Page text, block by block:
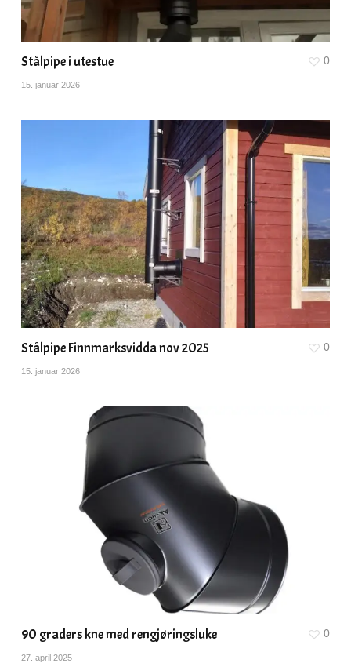
Stålpipe i utestue
15. januar 2026
0
Stålpipe Finnmarksvidda nov 2025
15. januar 2026
0
90 graders kne med rengjøringsluke
27. april 2025
0